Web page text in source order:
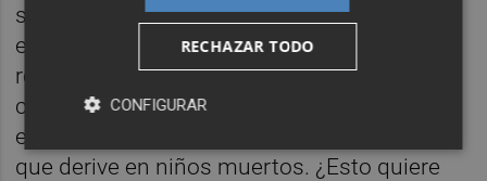
sus cómicos de referencia] en un monólogo
está claro quién es el emisor, quién es el
receptor y lo que allí está sucediendo es
comedia. Gervais lo explicaba
estupendamente: puedo hacer una broma
que derive en niños muertos. ¿Esto quiere
RECHAZAR TODO
CONFIGURAR